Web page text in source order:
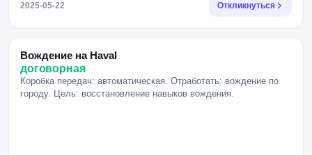
2025-05-22 Откликнуться
Вождение на Haval
договорная
Коробка передач: автоматическая. Отработать: вождение по
городу. Цель: восстановление навыков вождения.